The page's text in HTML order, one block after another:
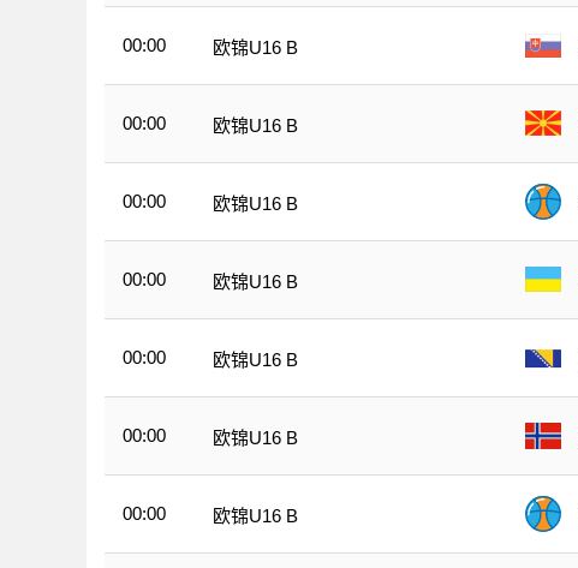
00:00 欧锦U16 B
00:00 欧锦U16 B
00:00 欧锦U16 B
00:00 欧锦U16 B
00:00 欧锦U16 B
00:00 欧锦U16 B
00:00 欧锦U16 B